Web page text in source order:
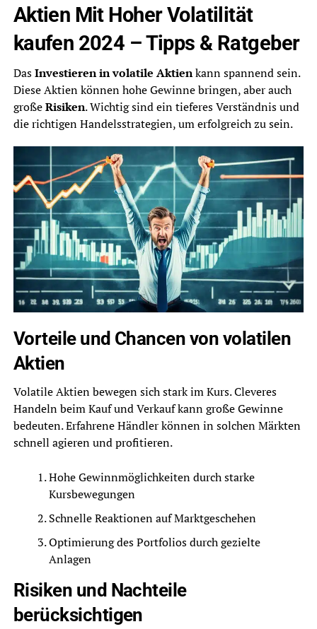
Aktien Mit Hoher Volatilität
kaufen 2024 – Tipps & Ratgeber
DasInvestieren in volatile Aktienkann spannend sein.
Diese Aktien können hohe Gewinne bringen, aber auch
großeRisiken. Wichtig sind ein tieferes Verständnis und
die richtigen Handelsstrategien, um erfolgreich zu sein.
Vorteile und Chancen von volatilen
Aktien
Volatile Aktien bewegen sich stark im Kurs. Cleveres
Handeln beim Kauf und Verkauf kann große Gewinne
bedeuten. Erfahrene Händler können in solchen Märkten
schnell agieren und profitieren.
Hohe Gewinnmöglichkeiten durch starke
Kursbewegungen
Schnelle Reaktionen auf Marktgeschehen
Optimierung des Portfolios durch gezielte
Anlagen
Risiken und Nachteile
berücksichtigen